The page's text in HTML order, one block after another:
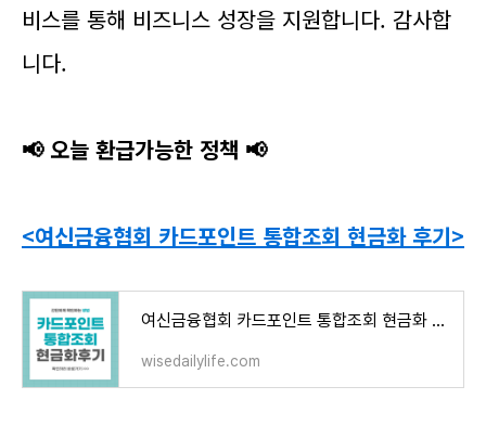
비스를 통해 비즈니스 성장을 지원합니다. 감사합
니다.
📢 오늘 환급가능한 정책 📢
<여신금융협회 카드포인트 통합조회 현금화 후기>
여신금융협회 카드포인트 통합조회 현금화 후기
wisedailylife.com